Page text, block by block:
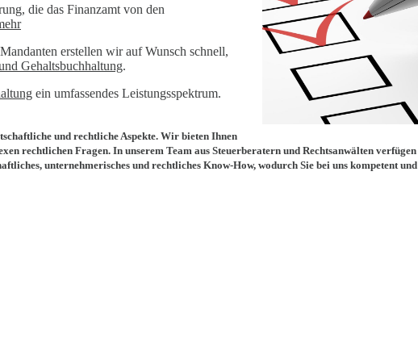
die das Finanzamt von den
erstellen wir auf Wunsch schnell,
Gehaltsbuchhaltung.
ein umfassendes Leistungsspektrum.
und rechtliche Aspekte. Wir bieten Ihnen
rechtlichen Fragen. In unserem Team aus Steuerberatern und Rechtsanwälten verfügen
unternehmerisches und rechtliches Know-How, wodurch Sie bei uns kompetent und